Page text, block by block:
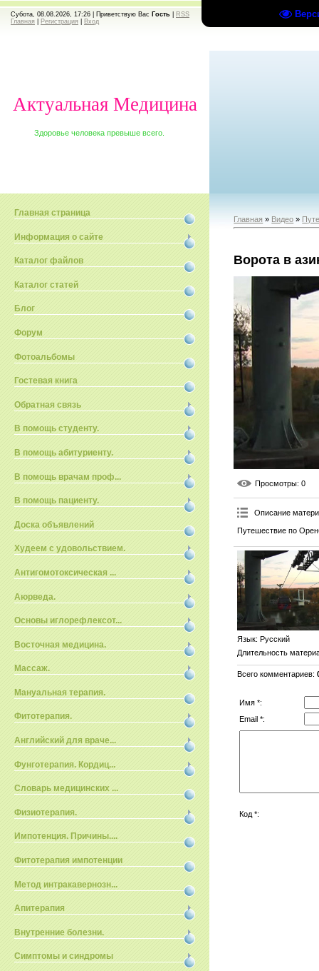
Субота, 08.08.2026, 17:26 | Приветствую Вас Гость
RSS
Главная
Регистрация Вход
Актуальная Медицина
Здоровье человека превыше всего.
Главная страница
Информация о сайте
Каталог файлов
Каталог статей
Блог
Форум
Фотоальбомы
Гостевая книга
Обратная связь
В помощь студенту.
В помощь абитуриенту.
В помощь врачам проф...
В помощь пациенту.
Доска объявлений
Худеем с удовольствием.
Антигомотоксическая ...
Аюрведа.
Основы иглорефлексот...
Восточная медицина.
Массаж.
Мануальная терапия.
Фитотерапия.
Английский для враче...
Фунготерапия. Кордиц...
Словарь медицинских ...
Физиотерапия.
Импотенция. Причины....
Фитотерапия импотенции
Метод интракавернозн...
Апитерапия
Внутренние болезни.
Симптомы и синдромы
Главная » Видео »
Ворота в
Просмотры: 0
Описание
Путешествие по
Язык: Русский
Длительность
Всего комментариев:
Имя *:
Email *:
Код *: